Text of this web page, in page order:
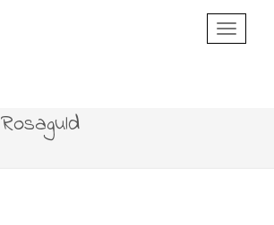
Toggle